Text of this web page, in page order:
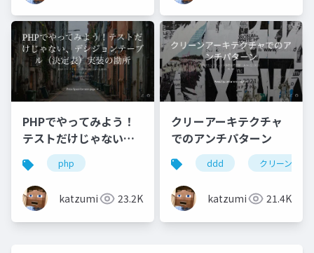
PHPでやってみよう！
テストだけじゃない、
デシジョンテーブル
（決定表）実装の勘所
php
katzumi 23.2K
クリーアーキテクチャ
でのアンチパターン
ddd クリーンアー
katzumi 21.4K